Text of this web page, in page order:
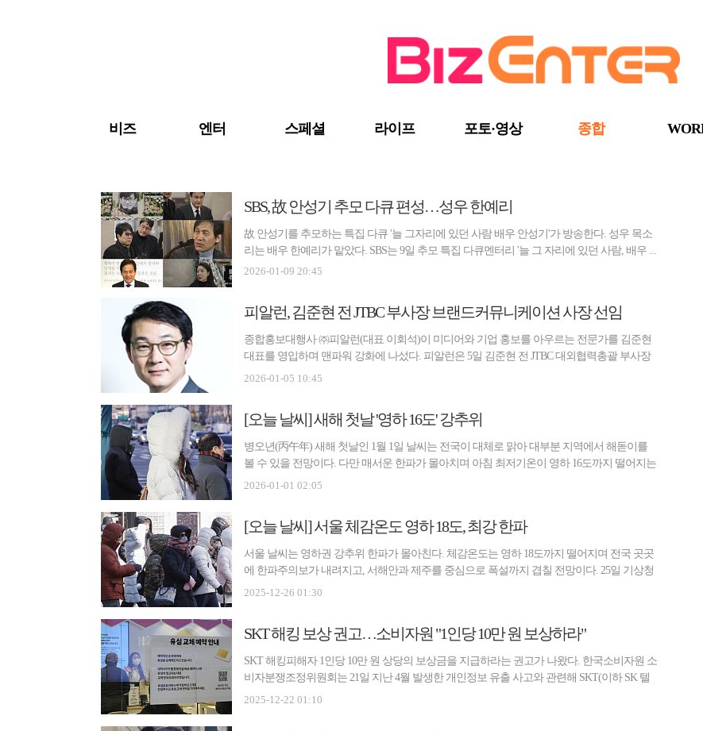
비즈 엔터 스페셜 라이프 포토·영상 종합
SBS, 故 안성기 추모 다큐 편성…성우 한예리
故 안성기를 추모하는 특집 다큐 '늘 그자리에 있던 사람 배우 안성기'가 방송한다. 성우 목소
리는 배우 한예리가 맡았다. SBS는 9일 추모 특집 다큐멘터리 '늘 그 자리에 있던 사람, 배우 ...
2026-01-09 20:45
피알런, 김준현 전 JTBC 부사장 브랜드커뮤니케이션 사장 선임
종합홍보대행사 ㈜피알런(대표 이회석)이 미디어와 기업 홍보를 아우르는 전문가를 김준현
대표를 영입하며 맨파워 강화에 나섰다. 피알런은 5일 김준현 전 JTBC 대외협력총괄 부사장
을 브랜...
2026-01-05 10:45
[오늘 날씨] 새해 첫날 '영하 16도' 강추위
병오년(丙午年) 새해 첫날인 1월 1일 날씨는 전국이 대체로 맑아 대부분 지역에서 해돋이를
볼 수 있을 전망이다. 다만 매서운 한파가 몰아치며 아침 최저기온이 영하 16도까지 떨어지는
등 ...
2026-01-01 02:05
[오늘 날씨] 서울 체감온도 영하 18도, 최강 한파
서울 날씨는 영하권 강추위 한파가 몰아친다. 체감온도는 영하 18도까지 떨어지며 전국 곳곳
에 한파주의보가 내려지고, 서해안과 제주를 중심으로 폭설까지 겹칠 전망이다. 25일 기상청
에 따...
2025-12-26 01:30
SKT 해킹 보상 권고…소비자원 "1인당 10만 원 보상하라"
SKT 해킹피해자 1인당 10만 원 상당의 보상금을 지급하라는 권고가 나왔다. 한국소비자원 소
비자분쟁조정위원회는 21일 지난 4월 발생한 개인정보 유출 사고와 관련해 SKT(이하 SK 텔
레콤)에...
2025-12-22 01:10